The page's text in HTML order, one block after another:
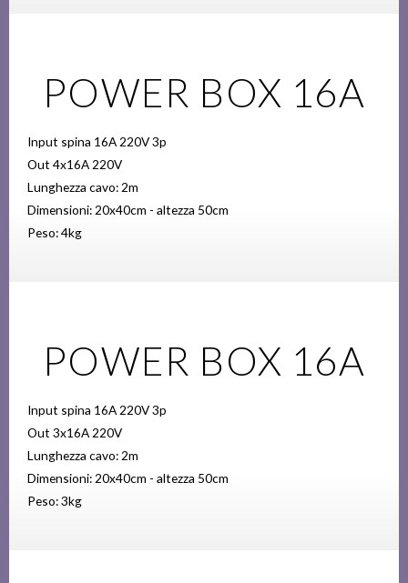
POWER BOX 16A
Input spina 16A 220V 3p
Out 4x16A 220V
Lunghezza cavo: 2m
Dimensioni: 20x40cm - altezza 50cm
Peso: 4kg
POWER BOX 16A
Input spina 16A 220V 3p
Out 3x16A 220V
Lunghezza cavo: 2m
Dimensioni: 20x40cm - altezza 50cm
Peso: 3kg